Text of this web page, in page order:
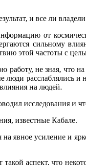
и все ли
от
сильному
этой частоты с
не зная, что
люди расслаблялись
на людей.
исследования и
известные Кабале.
явное усиление и
такой аспект, что